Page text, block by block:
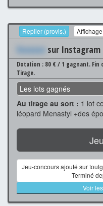
Replier (provis.)
Xxxxxxx sur Instagram
Dotation : 80 € / 1 gagnant. Fin
Tirage.
Les lots gagnés
Au tirage au sort : 1 lot
léopard Menastyl +des
Jeu-concours ajouté sur
Terminé
Voir